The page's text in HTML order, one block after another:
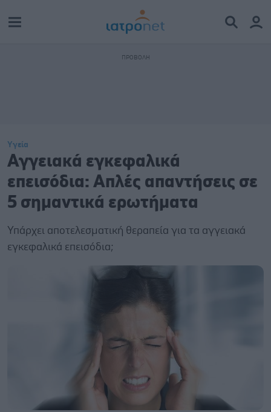
Υγεία
Αγγειακά εγκεφαλικά
επεισόδια: Απλές απαντήσεις σε
5 σημαντικά ερωτήματα
Υπάρχει αποτελεσματική θεραπεία για τα αγγειακά
εγκεφαλικά επεισόδια;